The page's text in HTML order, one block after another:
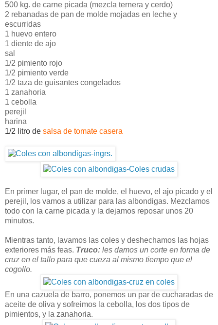
500 kg. de carne picada (mezcla ternera y cerdo)
2 rebanadas de pan de molde mojadas en leche y
escurridas
1 huevo entero
1 diente de ajo
sal
1/2 pimiento rojo
1/2 pimiento verde
1/2 taza de guisantes congelados
1 zanahoria
1 cebolla
perejil
harina
1/2 litro de salsa de tomate casera
En primer lugar, el pan de molde, el huevo, el ajo picado y el
perejil, los vamos a utilizar para las albondigas. Mezclamos
todo con la carne picada y la dejamos reposar unos 20
minutos.
Mientras tanto, lavamos las coles y deshechamos las hojas
exteriores más feas. Truco: les damos un corte en forma de
cruz en el tallo para que cueza al mismo tiempo que el
cogollo.
En una cazuela de barro, ponemos un par de cucharadas de
aceite de oliva y sofreimos la cebolla, los dos tipos de
pimientos, y la zanahoria.